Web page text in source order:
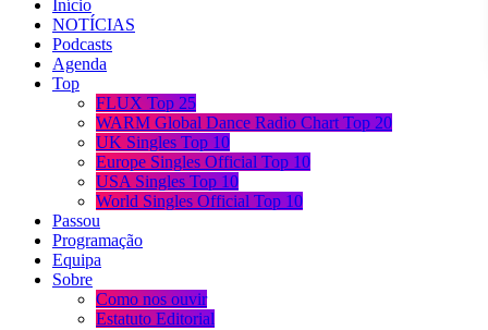
Início
NOTÍCIAS
Podcasts
Agenda
Top
FLUX Top 25
WARM Global Dance Radio Chart Top 20
UK Singles Top 10
Europe Singles Official Top 10
USA Singles Top 10
World Singles Official Top 10
Passou
Programação
Equipa
Sobre
Como nos ouvir
Estatuto Editorial